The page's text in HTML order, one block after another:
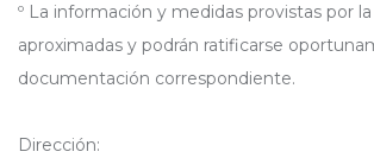
º La información y medidas provistas por
aproximadas y podrán ratificarse
documentación correspondiente.
Dirección: